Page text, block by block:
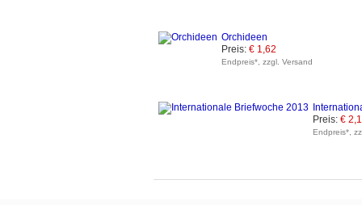
Orchideen
Preis: € 1,62
Endpreis*, zzgl. Versand
Preis: €
Endpreis*,